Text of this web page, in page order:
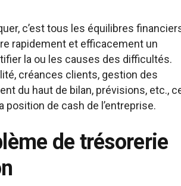
c’est tous les équilibres
rapidement et efficacement un
la ou les causes des difficultés.
créances clients, gestion des
du haut de bilan, prévisions, etc.,
de cash de l’entreprise.
de trésorerie